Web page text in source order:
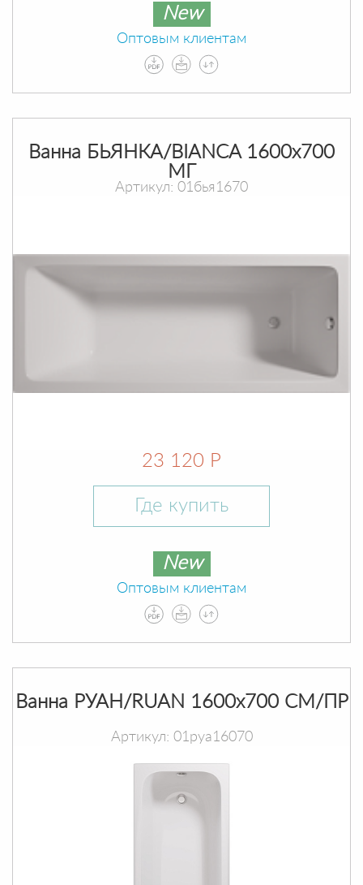
New
Оптовым клиентам
Ванна БЬЯНКА/BIANCA 1600х700
МГ
Артикул: 01бья1670
23 120 Р
Где купить
New
Оптовым клиентам
Ванна РУАН/RUAN 1600х700 СМ/ПР
Артикул: 01руа16070